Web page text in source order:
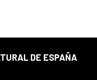
DE ESPAÑA